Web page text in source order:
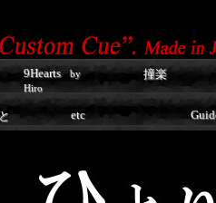
9Hearts
by
Hiro
撞楽
etc